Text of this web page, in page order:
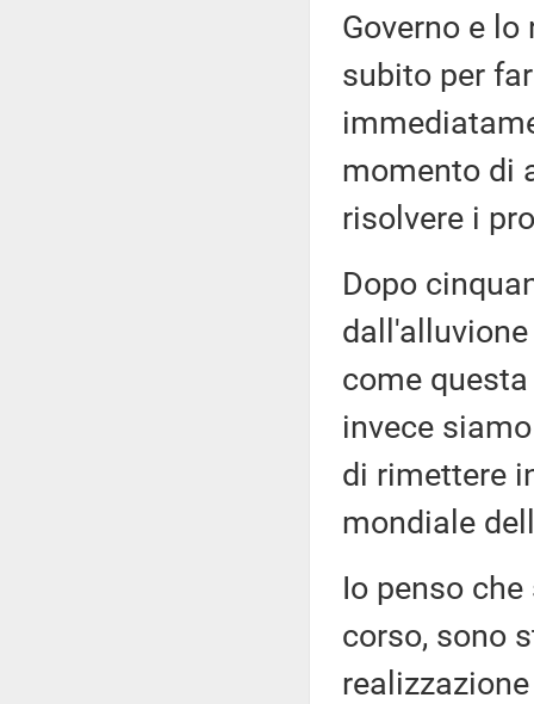
Governo e
subito per
momento di
risolvere i
Dopo
come
invece
di rimettere
mondiale
Io penso
corso, sono